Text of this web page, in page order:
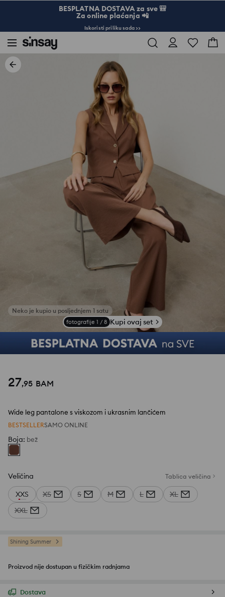
BESPLATNA DOSTAVA za sve 🎒
Za online plaćanja 📲
Iskoristi priliku sada >>
fotografije 1 / 8 Kupi ovaj set
27,95 BAM
Wide leg pantalone s viskozom i ukrasnim lančićem
BESTSELLERSAMO ONLINE
Boja: bež
Veličina Tablica veličina
XXS XS S M L
XL
XXL
Shining Summer
Proizvod nije dostupan u fizičkim radnjama
Dostava